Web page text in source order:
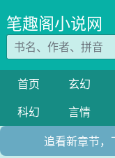
笔趣阁小说网
首页 玄幻
科幻
言情
追看新章节，